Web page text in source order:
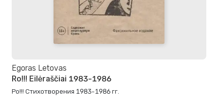
Egoras Letovas
Ro!!! Eilėraščiai 1983-1986
Ро!!! Стихотворения 1983-1986 гг.